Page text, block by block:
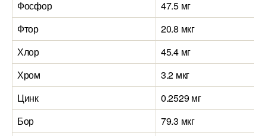
Фосфор
47.5 мг
Фтор
20.8 мкг
Хлор
45.4 мг
Хром
3.2 мкг
Цинк
0.2529 мг
Бор
79.3 мкг